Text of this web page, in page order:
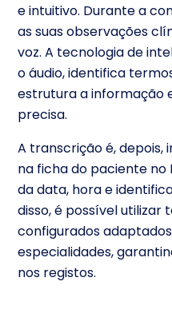
e intuitivo. Durante a
as suas observações
voz. A tecnologia de
o áudio, identifica
estrutura a informação
precisa.
A transcrição é,
na ficha do paciente no
da data, hora e
disso, é possível
configurados
especialidades,
nos registos.